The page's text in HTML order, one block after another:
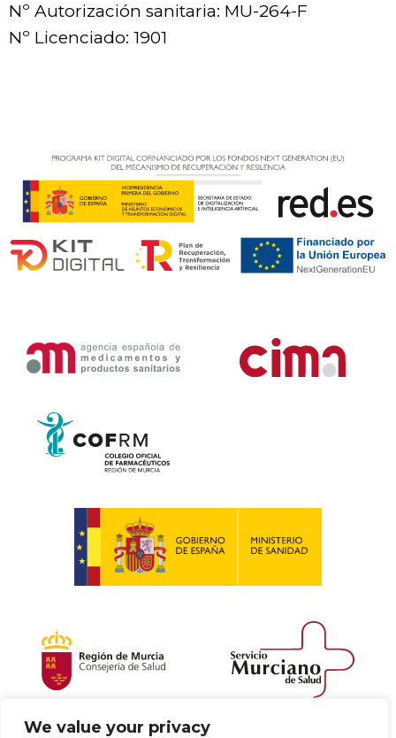
We value your privacy
Nº Autorización sanitaria: MU-264-F
Nº Licenciado: 1901